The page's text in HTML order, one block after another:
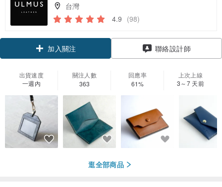
台灣
4.9 (98)
加入關注 聯絡設計師
出貨速度
一週內
關注人數
363
回應率
61%
上次上線
3～7 天前
逛全部商品